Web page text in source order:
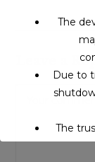
Leave a
Comment
The
Due to
The
service